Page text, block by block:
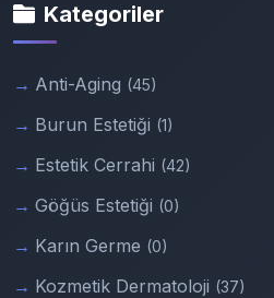
Kategoriler
Anti-Aging (45)
Burun Estetiği (1)
Estetik Cerrahi (42)
Göğüs Estetiği (0)
Karın Germe (0)
Kozmetik Dermatoloji (37)